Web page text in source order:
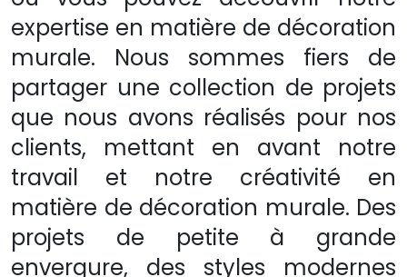
expertise en matière de décoration
murale. Nous sommes fiers de
partager une collection de projets
que nous avons réalisés pour nos
clients, mettant en avant notre
travail et notre créativité en
matière de décoration murale. Des
projets de petite à grande
envergure, des styles modernes